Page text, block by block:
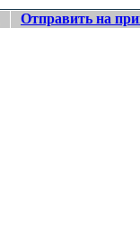
Отправить на